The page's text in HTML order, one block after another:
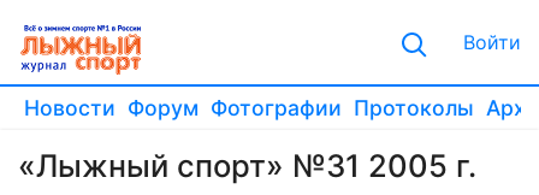
Войти
Новости Форум Фотографии Протоколы
«Лыжный спорт» №31 2005 г.